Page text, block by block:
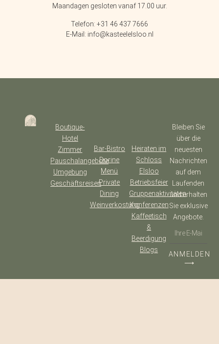
Maandagen gesloten vanaf 17.00 uur.
Telefon: +31 46 437 7666
E-Mail: info@kasteelelsloo.nl
Boutique-
Hotel
Zimmer
Pauschalangebote
Umgebung
Geschäftsreisen
Bar-Bistro
Dorine
Menü
Private
Dining
Weinverkostung
Heiraten im
Schloss
Elsloo
Betriebsfeier
Gruppenaktivitäten
Konferenzen
Kaffeetisch
&
Beerdigung
Blogs
Bleiben Sie
über die
neuesten
Nachrichten
auf dem
Laufenden
und erhalten
Sie exklusive
Angebote.
ANMELDEN
⟶